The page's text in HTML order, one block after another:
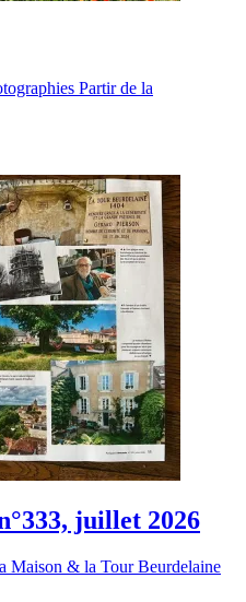
Partir de la
juillet 2026
Maison & la Tour Beurdelaine